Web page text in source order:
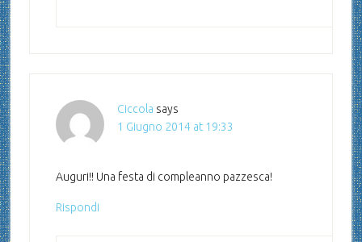
Ciccola says
1 Giugno 2014 at 19:33
Auguri!! Una festa di compleanno pazzesca!
Rispondi